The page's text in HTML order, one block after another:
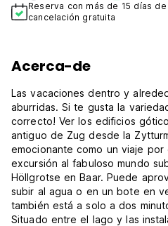
Reserva con más de 15 días
cancelación gratuita
Acerca-de
Las vacaciones dentro y
aburridas. Si te gusta la
correcto! Ver los edificios
antiguo de Zug desde la
emocionante como un viaje
excursión al fabuloso mundo
Höllgrotse en Baar. Puede
subir al agua o en un bote en
también está a solo a dos
Situado entre el lago y las